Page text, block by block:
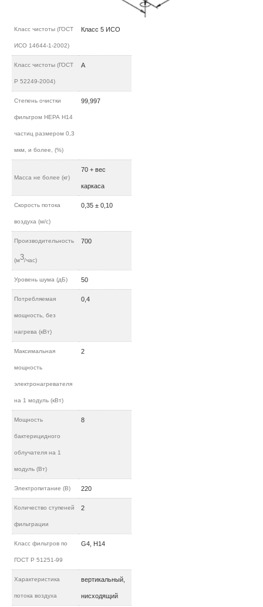
Класс чистоты (ГОСТ
ИСО 14644-1-2002)
Класс 5 ИСО
Класс чистоты (ГОСТ
Р 52249-2004)
А
Степень очистки
фильтром НЕРА H14
частиц размером 0,3
мкм, и более, (%)
99,997
Масса не более (кг)
70 + вес
каркаса
Скорость потока
воздуха (м/c)
0,35 ± 0,10
Производительность
(м3/час)
700
Уровень шума (дБ) 50
Потребляемая
мощность, без
нагрева (кВт)
0,4
Максимальная
мощность
электронагревателя
на 1 модуль (кВт)
2
Мощность
бактерицидного
облучателя на 1
модуль (Вт)
8
Электропитание (В) 220
Количество ступеней
фильтрации
2
Класс фильтров по
ГОСТ Р 51251-99
G4, H14
Характеристика
потока воздуха
вертикальный,
нисходящий